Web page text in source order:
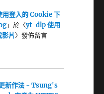
登入的 Cookie 下
」於〈yt-dlp 使用
影片〉發佈留言
新作法 - Tsung's